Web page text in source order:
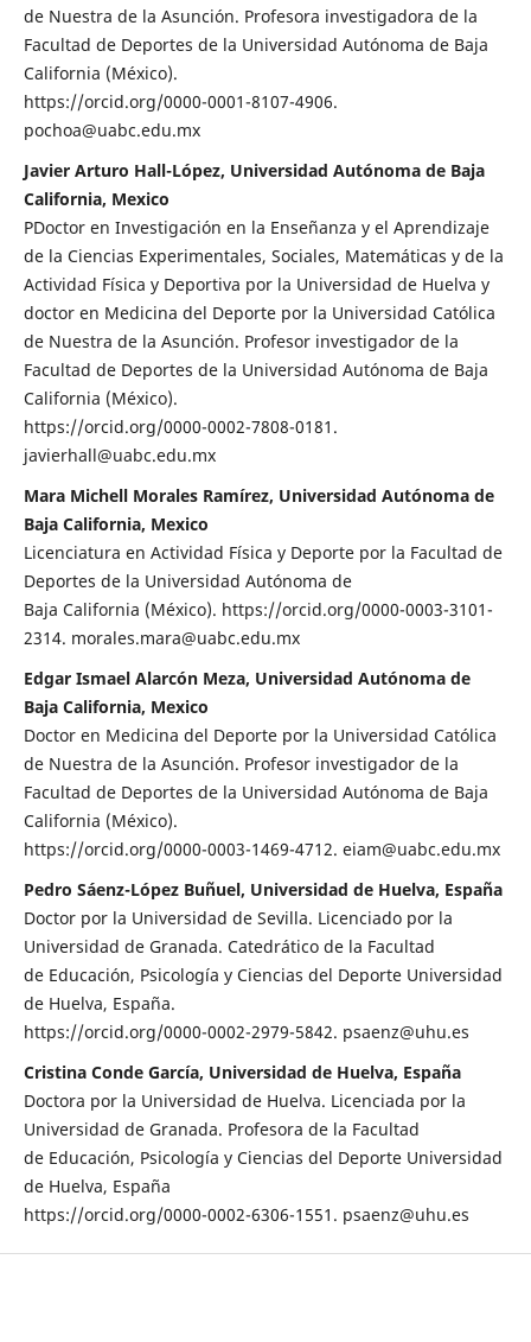
de Nuestra de la Asunción. Profesora investigadora de la
Facultad de Deportes de la Universidad Autónoma de Baja
California (México).
https://orcid.org/0000-0001-8107-4906.
pochoa@uabc.edu.mx
Javier Arturo Hall-López, Universidad Autónoma de Baja
California, Mexico
PDoctor en Investigación en la Enseñanza y el Aprendizaje
de la Ciencias Experimentales, Sociales, Matemáticas y de la
Actividad Física y Deportiva por la Universidad de Huelva y
doctor en Medicina del Deporte por la Universidad Católica
de Nuestra de la Asunción. Profesor investigador de la
Facultad de Deportes de la Universidad Autónoma de Baja
California (México).
https://orcid.org/0000-0002-7808-0181.
javierhall@uabc.edu.mx
Mara Michell Morales Ramírez, Universidad Autónoma de
Baja California, Mexico
Licenciatura en Actividad Física y Deporte por la Facultad de
Deportes de la Universidad Autónoma de
Baja California (México). https://orcid.org/0000-0003-3101-
2314. morales.mara@uabc.edu.mx
Edgar Ismael Alarcón Meza, Universidad Autónoma de
Baja California, Mexico
Doctor en Medicina del Deporte por la Universidad Católica
de Nuestra de la Asunción. Profesor investigador de la
Facultad de Deportes de la Universidad Autónoma de Baja
California (México).
https://orcid.org/0000-0003-1469-4712. eiam@uabc.edu.mx
Pedro Sáenz-López Buñuel, Universidad de Huelva, España
Doctor por la Universidad de Sevilla. Licenciado por la
Universidad de Granada. Catedrático de la Facultad
de Educación, Psicología y Ciencias del Deporte Universidad
de Huelva, España.
https://orcid.org/0000-0002-2979-5842. psaenz@uhu.es
Cristina Conde García, Universidad de Huelva, España
Doctora por la Universidad de Huelva. Licenciada por la
Universidad de Granada. Profesora de la Facultad
de Educación, Psicología y Ciencias del Deporte Universidad
de Huelva, España
https://orcid.org/0000-0002-6306-1551. psaenz@uhu.es